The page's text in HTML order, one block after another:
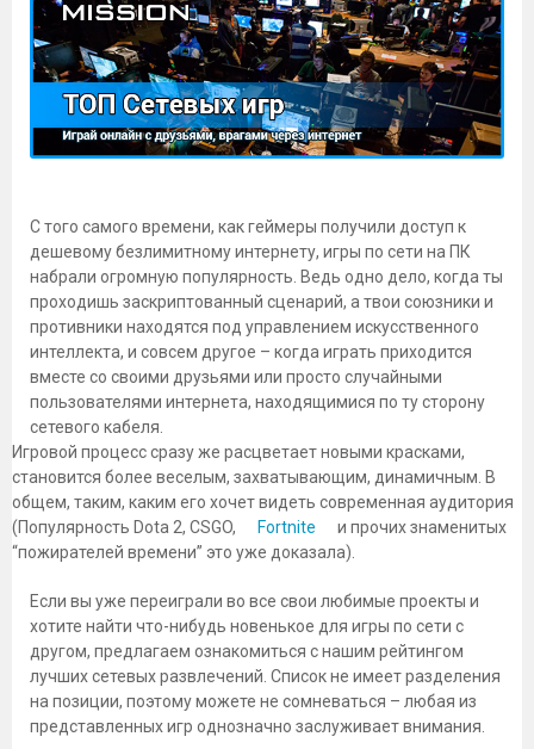
С того самого времени, как геймеры получили доступ к
дешевому безлимитному интернету, игры по сети на ПК
набрали огромную популярность. Ведь одно дело, когда ты
проходишь заскриптованный сценарий, а твои союзники и
противники находятся под управлением искусственного
интеллекта, и совсем другое – когда играть приходится
вместе со своими друзьями или просто случайными
пользователями интернета, находящимися по ту сторону
сетевого кабеля.
Игровой процесс сразу же расцветает новыми красками,
становится более веселым, захватывающим, динамичным. В
общем, таким, каким его хочет видеть современная аудитория
(Популярность Dota 2, CSGO,
Fortnite
и прочих знаменитых
“пожирателей времени” это уже доказала).
Если вы уже переиграли во все свои любимые проекты и
хотите найти что-нибудь новенькое для игры по сети с
другом, предлагаем ознакомиться с нашим рейтингом
лучших сетевых развлечений. Список не имеет разделения
на позиции, поэтому можете не сомневаться – любая из
представленных игр однозначно заслуживает внимания.